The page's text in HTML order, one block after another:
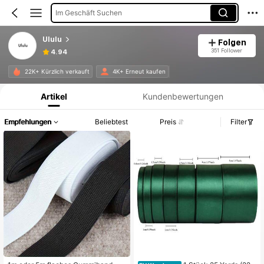
Im Geschäft Suchen
Ululu
4.94
Folgen
351 Follower
22K+ Kürzlich verkauft 4K+ Erneut kaufen
Produktinformation: Preisangabe, Verkaufs- und Lagerbestandsdetails.
Artikel Kundenbewertungen
Empfehlungen Beliebtest Preis Filter